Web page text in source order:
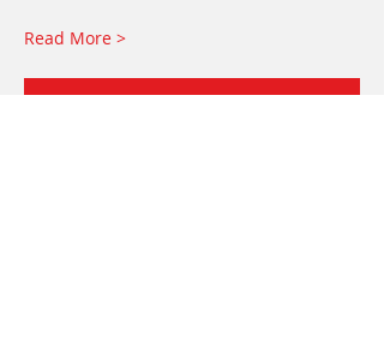
Read More >
Book Now